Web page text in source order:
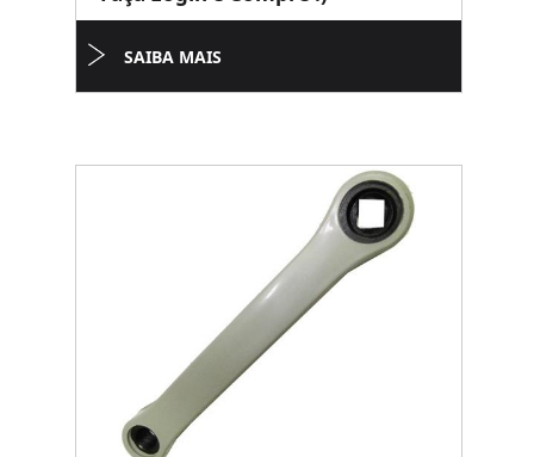
SAIBA MAIS